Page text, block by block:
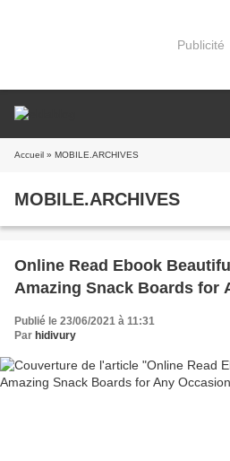
Publicité
Accueil » MOBILE.ARCHIVES
MOBILE.ARCHIVES
Online Read Ebook
Amazing Snack Boards for
Publié le 23/06/2021 à 11:31
Par hidivury